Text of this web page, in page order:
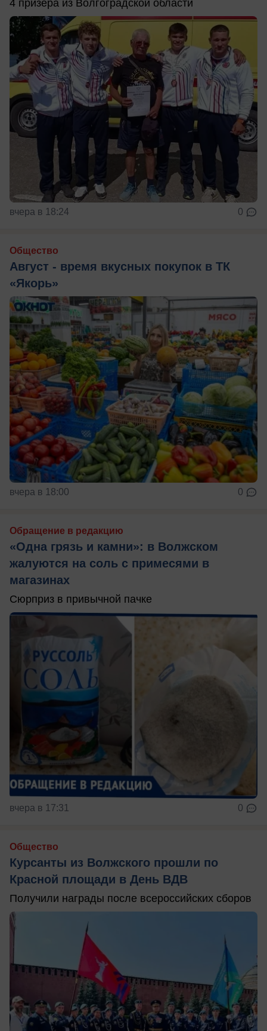
4 призера из Волгоградской области
вчера в 18:24 0
Общество
Август - время вкусных покупок в ТК
«Якорь»
вчера в 18:00 0
Обращение в редакцию
«Одна грязь и камни»: в Волжском
жалуются на соль с примесями в
магазинах
Сюрприз в привычной пачке
вчера в 17:31 0
Общество
Курсанты из Волжского прошли по
Красной площади в День ВДВ
Получили награды после всероссийских сборов